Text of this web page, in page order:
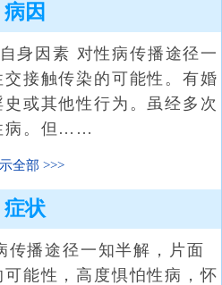
病因
因素 对性病传播途径一
接触传染的可能性。有婚
或其他性行为。虽经多次
病。但……
全部
症状
播途径一知半解，片面
能性，高度惧怕性病，怀